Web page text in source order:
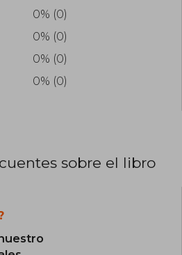
0% (0)
0% (0)
0% (0)
0% (0)
sobre el libro